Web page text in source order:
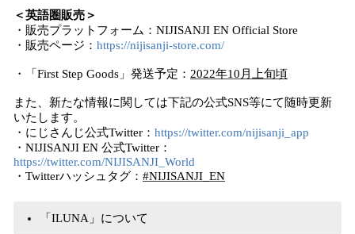
＜英語圏販売＞
・販売プラットフォーム：NIJISANJI EN Official Store
・販売ページ： https://nijisanji-store.com/
・「First Step Goods」発送予定： 2022年10月上旬頃
また、新たな情報に関しては下記の公式SNS等にて随時更新
いたします。
・にじさんじ公式Twitter： https://twitter.com/nijisanji_app
・NIJISANJI EN 公式Twitter：
https://twitter.com/NIJISANJI_World
・Twitterハッシュタグ： #NIJISANJI_EN
「ILUNA」について